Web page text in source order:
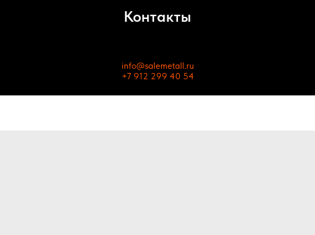
Контакты
info@salemetall.ru
+7 912 299 40 54